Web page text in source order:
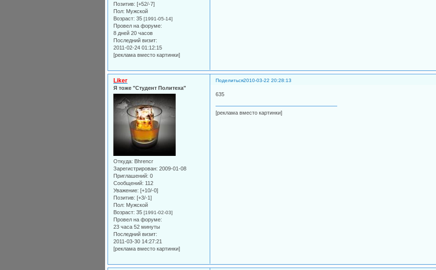
Позитив: [+52/-7]
Пол: Мужской
Возраст: 35 [1991-05-14]
Провел на форуме:
8 дней 20 часов
Последний визит:
2011-02-24 01:12:15
[реклама вместо картинки]
Поделиться2010-03-22 20:28:13
Liker
Я тоже "Студент Политеха"
Откуда: Bhrencr
Зарегистрирован: 2009-01-08
Приглашений: 0
Сообщений: 112
Уважение: [+10/-0]
Позитив: [+3/-1]
Пол: Мужской
Возраст: 35 [1991-02-03]
Провел на форуме:
23 часа 52 минуты
Последний визит:
2011-03-30 14:27:21
[реклама вместо картинки]
635
[реклама вместо картинки]